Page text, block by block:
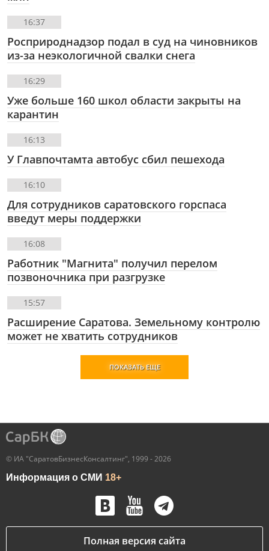
16:37
Росприроднадзор подал в суд на чиновников
из-за неэкологичной свалки снега
16:29
Уже больше 160 школ области закрыты на
карантин
16:13
У Главпочтамта автобус сбил пешехода
16:10
Для сотрудников саратовского горспаса
введут меры поддержки
16:08
Работник "Магнита" получил перелом
позвоночника при разгрузке
15:57
Расширение Саратова. Земельному контролю
может не хватить сотрудников
ПОКАЗАТЬ ЕЩЕ
© ИА "СаратовБизнесКонсалтинг", 1999 - 2026
Информация о СМИ 18+
Полная версия сайта